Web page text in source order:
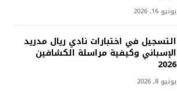
يونيو 16, 2026
التسجيل في اختبارات نادي ريال مدريد
الإسباني وكيفية مراسلة الكشافين
2026
يونيو 8, 2026